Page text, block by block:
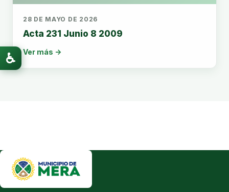
28 DE MAYO DE 2026
Acta 231 Junio 8 2009
Ver más →
♿